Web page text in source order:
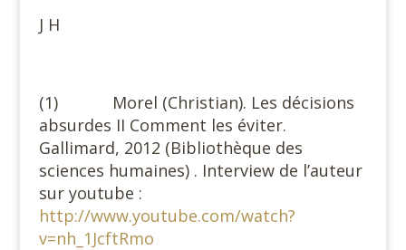
J H
(1) Morel (Christian). Les décisions
absurdes II Comment les éviter.
Gallimard, 2012 (Bibliothèque des
sciences humaines) . Interview de l’auteur
sur youtube :
http://www.youtube.com/watch?
v=nh_1JcftRmo